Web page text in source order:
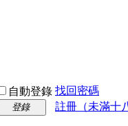
自動登錄 找回密碼
登錄
註冊（未滿十